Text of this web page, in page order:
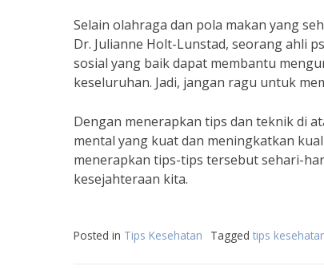
Selain olahraga dan pola makan yang
Dr. Julianne Holt-Lunstad, seorang ahli
sosial yang baik dapat membantu
keseluruhan. Jadi, jangan ragu untuk
Dengan menerapkan tips dan teknik di
mental yang kuat dan meningkatkan
menerapkan tips-tips tersebut sehari-
kesejahteraan kita.
Posted in Tips Kesehatan Tagged tips